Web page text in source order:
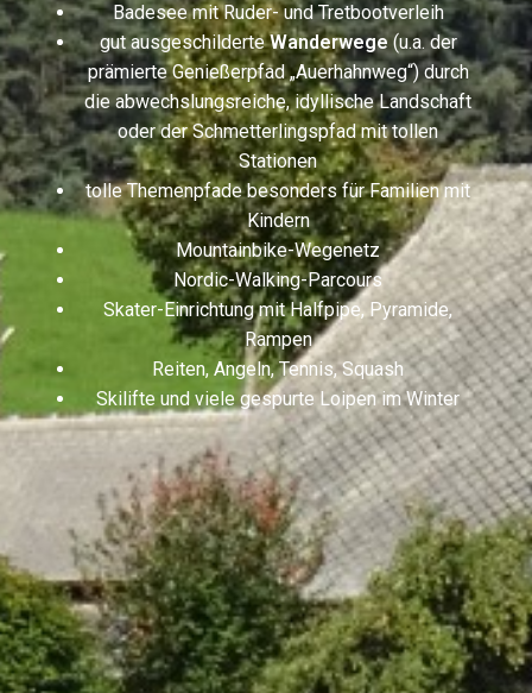
Badesee mit Ruder- und Tretbootverleih
gut ausgeschilderteWanderwege(u.a. der
prämierte Genießerpfad „Auerhahnweg“) durch
die abwechslungsreiche, idyllische Landschaft
oder derSchmetterlingspfadmit tollen
Stationen
tolle Themenpfade besonders für Familien mit
Kindern
Mountainbike-Wegenetz
Nordic-Walking-Parcours
Skater-Einrichtung mit Halfpipe, Pyramide,
Rampen
Reiten, Angeln, Tennis, Squash
Skilifte und viele gespurte Loipen im Winter